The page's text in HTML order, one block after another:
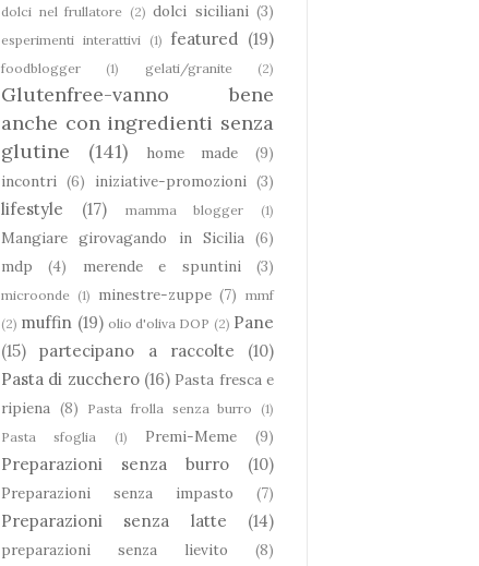
dolci nel frullatore (2) dolci siciliani (3)
esperimenti interattivi (1) featured (19)
foodblogger (1) gelati/granite (2)
Glutenfree-vanno bene
anche con ingredienti senza
glutine
(141) home made
(9)
incontri (6) iniziative-promozioni (3)
lifestyle (17) mamma blogger (1)
Mangiare girovagando in Sicilia (6)
mdp
(4) merende e spuntini (3)
microonde (1) minestre-zuppe (7) mmf
(2) muffin (19) olio d'oliva DOP (2) Pane
(15)
partecipano a raccolte
(10)
Pasta di zucchero (16) Pasta fresca e
ripiena (8) Pasta frolla senza burro
(1)
Pasta sfoglia
(1) Premi-Meme (9)
Preparazioni senza burro (10)
Preparazioni senza impasto (7)
Preparazioni senza latte (14)
preparazioni senza lievito (8)